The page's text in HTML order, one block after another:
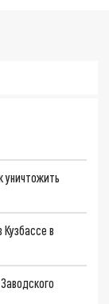
уничтожить
в